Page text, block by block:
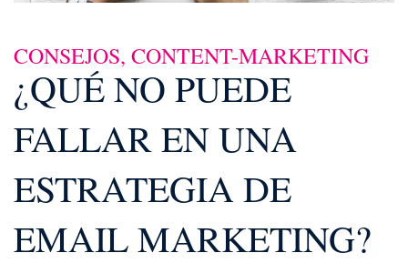
CONSEJOS, CONTENT-MARKETING
¿QUÉ NO PUEDE
FALLAR EN UNA
ESTRATEGIA DE
EMAIL MARKETING?